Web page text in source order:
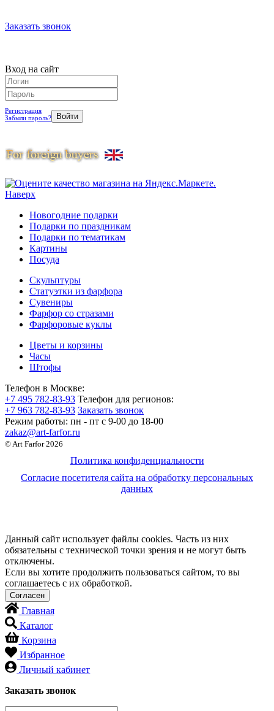
Заказать звонок
Вход на сайт
Регистрация
Забыли пароль?
Наверх
Новогодние подарки
Подарки по праздникам
Подарки по тематикам
Картины
Посуда
Скульптуры
Статуэтки из фарфора
Сувениры
Фарфор со стразами
Фарфоровые куклы
Цветы и корзины
Часы
Штофы
Телефон в Москве:
+7 495 782-83-93 Телефон для регионов:
+7 963 782-83-93 Заказать звонок
Режим работы: пн - пт c 9-00 до 18-00
zakaz@art-farfor.ru
© Art Farfor 2026
Политика конфиденциальности
Согласие посетителя сайта на обработку персональных
данных
Данный сайт использует файлы cookies. Часть из них
обязательны с технической точки зрения и не могут быть
отключены.
Если вы хотите продолжить пользоваться сайтом, то вы
соглашаетесь с их обработкой.
Главная
Каталог
Корзина
Избранное
Личный кабинет
Заказать звонок